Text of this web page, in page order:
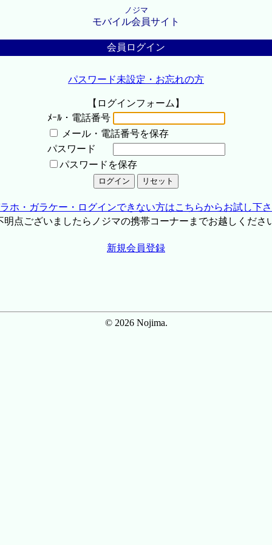
ノジマ
モバイル会員サイト
会員ログイン
パスワード未設定・お忘れの方
【ログインフォーム】
ﾒｰﾙ・電話番号
メール・電話番号を保存
パスワード
パスワードを保存
ホ・ガラケー・ログインできない方はこちらからお試し下
点ございましたらノジマの携帯コーナーまでお越しくださ
新規会員登録
© 2026 Nojima.